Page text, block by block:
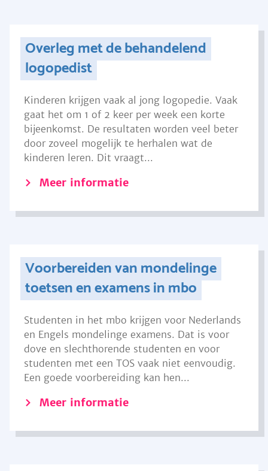
Overleg met de behandelend
logopedist
Kinderen krijgen vaak al jong logopedie. Vaak
gaat het om 1 of 2 keer per week een korte
bijeenkomst. De resultaten worden veel beter
door zoveel mogelijk te herhalen wat de
kinderen leren. Dit vraagt...
Meer informatie
Voorbereiden van mondelinge
toetsen en examens in mbo
Studenten in het mbo krijgen voor Nederlands
en Engels mondelinge examens. Dat is voor
dove en slechthorende studenten en voor
studenten met een TOS vaak niet eenvoudig.
Een goede voorbereiding kan hen...
Meer informatie